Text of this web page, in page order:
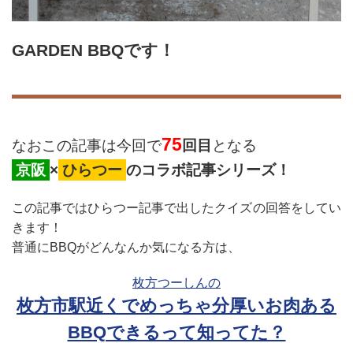
GARDEN BBQです！
なおこの記事は今回で75回目 となる
京阪 × ひらつー のコラボ記事シリーズ！
この記事ではひらつー記事で出したクイズの回答をしてい
きます！
普通にBBQがどんなんか気になる方は、
枚方つーしんの
枚方市駅近くでめっちゃ分厚いお肉ある
BBQできるって知ってた？